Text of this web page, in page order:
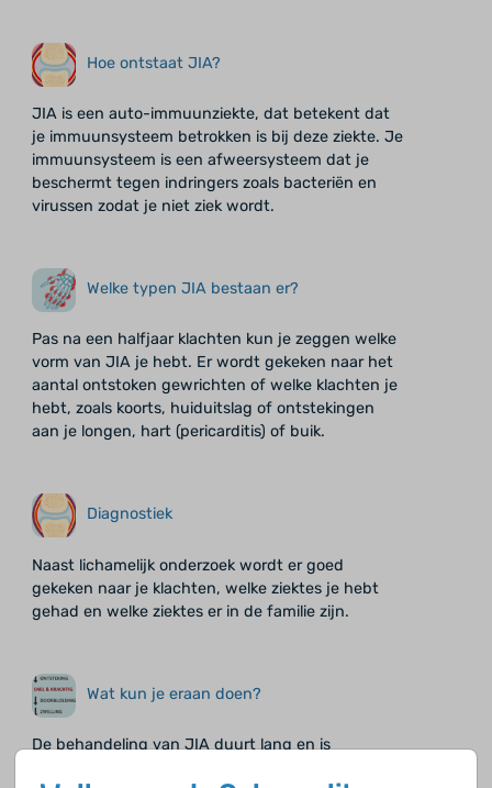
Hoe ontstaat JIA?
JIA is een auto-immuunziekte, dat betekent dat
je immuunsysteem betrokken is bij deze ziekte. Je
immuunsysteem is een afweersysteem dat je
beschermt tegen indringers zoals bacteriën en
virussen zodat je niet ziek wordt.
Welke typen JIA bestaan er?
Pas na een halfjaar klachten kun je zeggen welke
vorm van JIA je hebt. Er wordt gekeken naar het
aantal ontstoken gewrichten of welke klachten je
hebt, zoals koorts, huiduitslag of ontstekingen
aan je longen, hart (pericarditis) of buik.
Diagnostiek
Naast lichamelijk onderzoek wordt er goed
gekeken naar je klachten, welke ziektes je hebt
gehad en welke ziektes er in de familie zijn.
Wat kun je eraan doen?
De behandeling van JIA duurt lang en is